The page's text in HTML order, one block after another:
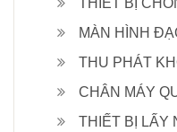
THIẾT BỊ
MÀN HÌNH
THU PHÁT
CHÂN MÁY
THIẾT BỊ LẤY